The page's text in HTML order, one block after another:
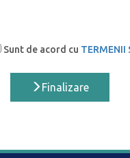
Sunt de acord cu TERMENII
Finalizare